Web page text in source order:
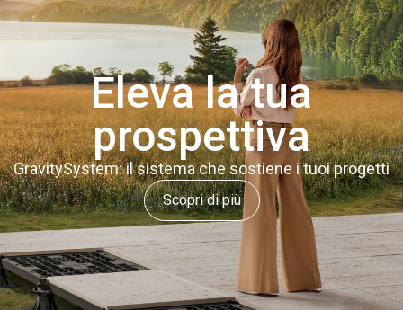
Eleva la tua
prospettiva
GravitySystem: il sistema che sostiene i tuoi progetti
Scopri di più